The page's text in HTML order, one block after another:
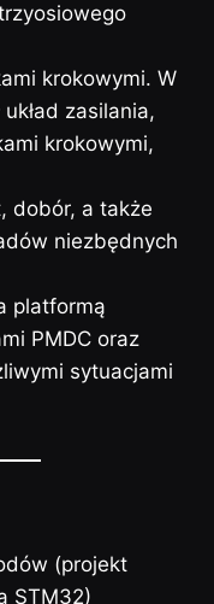
krokowymi. W
zasilania,
krokowymi,
dobór, a także
niezbędnych
platformą
PMDC oraz
sytuacjami
(projekt
STM32)